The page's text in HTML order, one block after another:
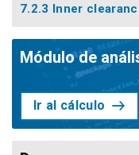
7.2.3 Inner
Módulo de
Ir al cálculo